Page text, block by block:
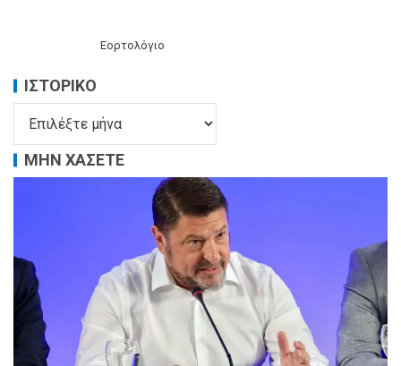
Εορτολόγιο
ΙΣΤΟΡΙΚΌ
ΜΗΝ ΧΑΣΕΤΕ